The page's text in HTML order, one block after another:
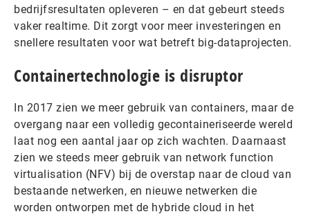
bedrijfsresultaten opleveren – en dat gebeurt steeds
vaker realtime. Dit zorgt voor meer investeringen en
snellere resultaten voor wat betreft big-dataprojecten.
Containertechnologie is disruptor
In 2017 zien we meer gebruik van containers, maar de
overgang naar een volledig gecontaineriseerde wereld
laat nog een aantal jaar op zich wachten. Daarnaast
zien we steeds meer gebruik van network function
virtualisation (NFV) bij de overstap naar de cloud van
bestaande netwerken, en nieuwe netwerken die
worden ontworpen met de hybride cloud in het